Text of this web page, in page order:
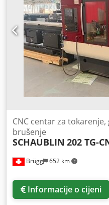
Brügg 652 km
CNC centar za tokarenje,
brušenje
SCHAUBLIN 202 TG-
Informacije o cijeni